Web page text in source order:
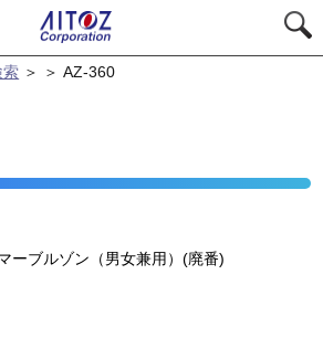
索 ＞ ＞AZ-360
ーブルゾン（男女兼用）(廃番)